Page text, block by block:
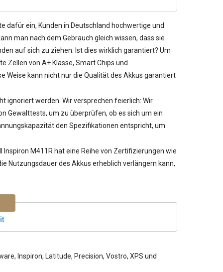
dafür ein, Kunden in Deutschland hochwertige und
man nach dem Gebrauch gleich wissen, dass sie
auf sich zu ziehen. Ist dies wirklich garantiert? Um
Zellen von A+ Klasse, Smart Chips und
kann nicht nur die Qualität des Akkus garantiert
ignoriert werden. Wir versprechen feierlich: Wir
Gewalttests, um zu überprüfen, ob es sich um ein
den Spezifikationen entspricht, um
Inspiron M411R hat eine Reihe von Zertifizierungen wie
Nutzungsdauer des Akkus erheblich verlängern kann,
Inspiron, Latitude, Precision, Vostro, XPS und